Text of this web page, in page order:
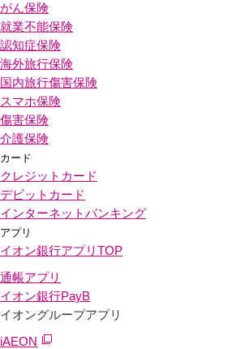
がん保険
就業不能保険
認知症保険
海外旅行保険
国内旅行傷害保険
スマホ保険
傷害保険
介護保険
カード
クレジットカード
デビットカード
インターネットバンキング
アプリ
イオン銀行アプリ TOP
通帳アプリ
イオン銀行PayB
イオングループアプリ
iAEON